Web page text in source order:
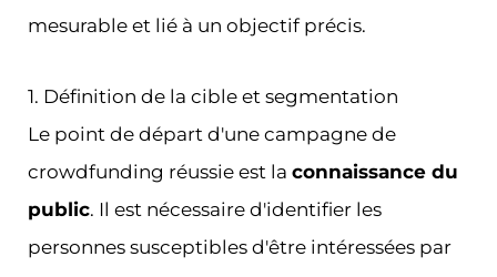
mesurable et lié à un objectif précis.
1. Définition de la cible et segmentation
Le point de départ d'une campagne de
crowdfunding réussie est la connaissance du
public. Il est nécessaire d'identifier les
personnes susceptibles d'être intéressées par